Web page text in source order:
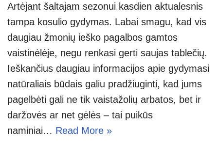
Artėjant šaltajam sezonui kasdien aktualesnis
tampa kosulio gydymas. Labai smagu, kad vis
daugiau žmonių ieško pagalbos gamtos
vaistinėlėje, negu renkasi gerti saujas tablečių.
Ieškančius daugiau informacijos apie gydymasi
natūraliais būdais galiu pradžiuginti, kad jums
pagelbėti gali ne tik vaistažolių arbatos, bet ir
daržovės ar net gėlės – tai puikūs
naminiai… Read More »